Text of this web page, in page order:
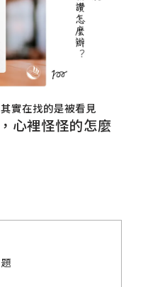
實在找的是被看見
心裡怪怪的怎麼